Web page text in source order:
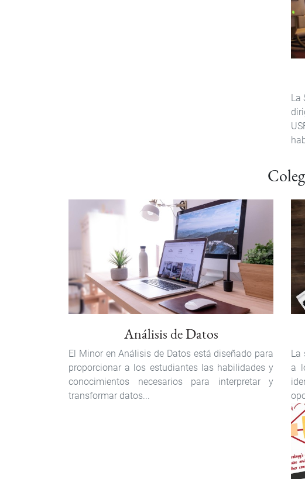
La
Análisis de Datos
El Minor en Análisis de Datos está diseñado para
proporcionar a los estudiantes las habilidades y
conocimientos necesarios para interpretar y
transformar datos...
La
a